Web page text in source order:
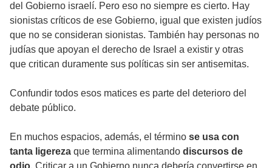
del Gobierno israelí. Pero eso no siempre es cierto. Hay
sionistas críticos de ese Gobierno, igual que existen judíos
que no se consideran sionistas. También hay personas no
judías que apoyan el derecho de Israel a existir y otras
que critican duramente sus políticas sin ser antisemitas.
Confundir todos esos matices es parte del deterioro del
debate público.
En muchos espacios, además, el término se usa con
tanta ligereza que termina alimentando discursos de